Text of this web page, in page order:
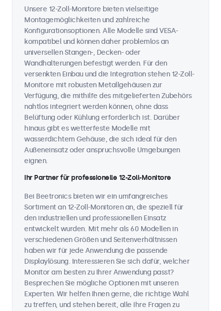
Unsere 12-Zoll-Monitore bieten vielseitige
Montagemöglichkeiten und zahlreiche
Konfigurationsoptionen. Alle Modelle sind VESA-
kompatibel und können daher problemlos an
universellen Stangen-, Decken- oder
Wandhalterungen befestigt werden. Für den
versenkten Einbau und die Integration stehen 12-Zoll-
Monitore mit robusten Metallgehäusen zur
Verfügung, die mithilfe des mitgelieferten Zubehörs
nahtlos integriert werden können, ohne dass
Belüftung oder Kühlung erforderlich ist. Darüber
hinaus gibt es wetterfeste Modelle mit
wasserdichtem Gehäuse, die sich ideal für den
Außeneinsatz oder anspruchsvolle Umgebungen
eignen.
Ihr Partner für professionelle 12-Zoll-Monitore
Bei Beetronics bieten wir ein umfangreiches
Sortiment an 12-Zoll-Monitoren an, die speziell für
den industriellen und professionellen Einsatz
entwickelt wurden. Mit mehr als 60 Modellen in
verschiedenen Größen und Seitenverhältnissen
haben wir für jede Anwendung die passende
Displaylösung. Interessieren Sie sich dafür, welcher
Monitor am besten zu Ihrer Anwendung passt?
Besprechen Sie mögliche Optionen mit unseren
Experten. Wir helfen Ihnen gerne, die richtige Wahl
zu treffen, und stehen bereit, alle Ihre Fragen zu